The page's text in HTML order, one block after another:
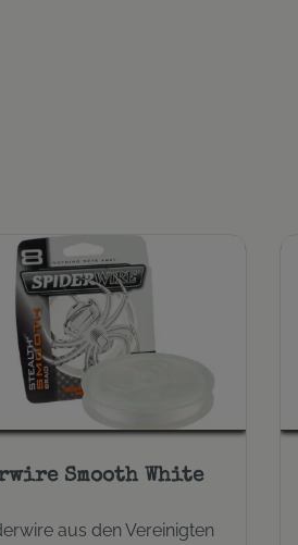
Smooth White
aus den Vereinigten